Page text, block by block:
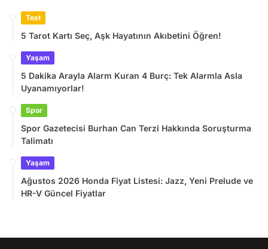
Test
5 Tarot Kartı Seç, Aşk Hayatının Akıbetini Öğren!
Yaşam
5 Dakika Arayla Alarm Kuran 4 Burç: Tek Alarmla Asla
Uyanamıyorlar!
Spor
Spor Gazetecisi Burhan Can Terzi Hakkında Soruşturma
Talimatı
Yaşam
Ağustos 2026 Honda Fiyat Listesi: Jazz, Yeni Prelude ve
HR-V Güncel Fiyatlar